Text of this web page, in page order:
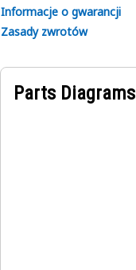
Informacje o gwarancji
Zasady zwrotów
Parts Diagrams